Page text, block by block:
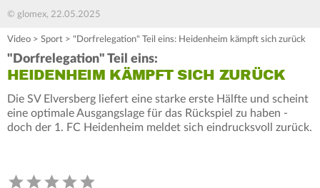
© glomex, 22.05.2025
Video > Sport > "Dorfrelegation" Teil eins: Heidenheim kämpft sich zurück
"Dorfrelegation" Teil eins:
HEIDENHEIM KÄMPFT SICH ZURÜCK
Die SV Elversberg liefert eine starke erste Hälfte und scheint
eine optimale Ausgangslage für das Rückspiel zu haben -
doch der 1. FC Heidenheim meldet sich eindrucksvoll zurück.